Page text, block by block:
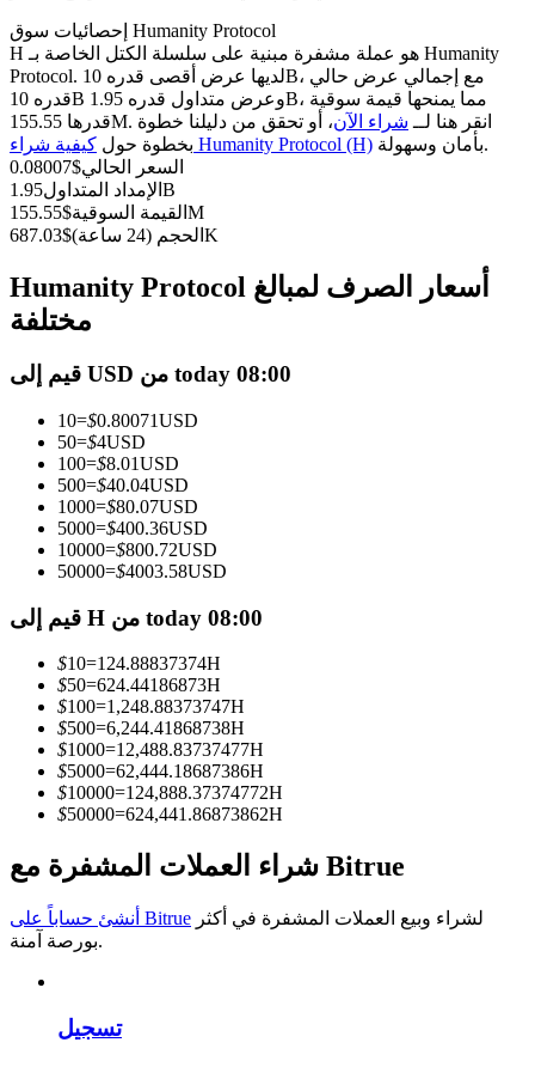
نسخ التداول
انضم إلى أفضل المتداولين
كن متداول نسخ
استمتع بتقاسم الأرباح وعمولات نسخ التداول
معلومة
تحليل البيانات الضخمة بما في ذلك المعلومات التجارية، وما
إحصائيات سوق Humanity Protocol
H هو عملة مشفرة مبنية على سلسلة الكتل الخاصة بـ Humanity
Protocol. لديها عرض أقصى قدره 10B، مع إجمالي عرض حالي
قدره 10B وعرض متداول قدره 1.95B، مما يمنحها قيمة سوقية
قدرها 155.55M. انقر هنا لــ شراء الآن، أو تحقق من دليلنا خطوة
بخطوة حول كيفية شراء Humanity Protocol (H)
بأمان وسهولة.
السعر الحالي$
0.08007
الإمداد المتداول 1.95B
القيمة السوقية$
155.55M
الحجم (24 ساعة)
$ 687.03K
Humanity Protocol أسعار الصرف لمبالغ
مختلفة
قيم إلى USD من today 08:00
10=$0.80071USD
50=$4USD
100=$8.01USD
500=$40.04USD
1000=$80.07USD
5000=$400.36USD
10000=$800.72USD
50000=$4003.58USD
قيم إلى H من today 08:00
$10=124.88837374H
$50=624.44186873H
$100=1,248.88373747H
$500=6,244.41868738H
$1000=12,488.83737477H
$5000=62,444.18687386H
$10000=124,888.37374772H
$50000=624,441.86873862H
شراء العملات المشفرة مع Bitrue
أنشئ حساباً على Bitrue
بورصة آمنة.
تسجيل